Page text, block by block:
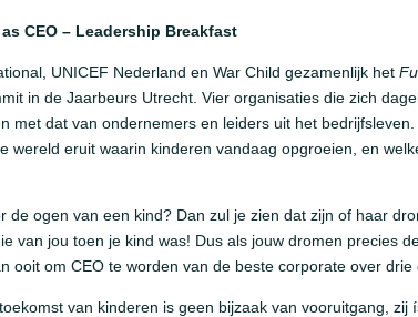
CEO – Leadership Breakfast
UNICEF Nederland en War Child gezamenlijk het
in de Jaarbeurs Utrecht. Vier organisaties die zich
met dat van ondernemers en leiders uit het
wereld eruit waarin kinderen vandaag opgroeien, en
de ogen van een kind? Dan zul je zien dat zijn of haar
van jou toen je kind was! Dus als jouw dromen precies
ooit om CEO te worden van de beste corporate over
van kinderen is geen bijzaak van vooruitgang, zij